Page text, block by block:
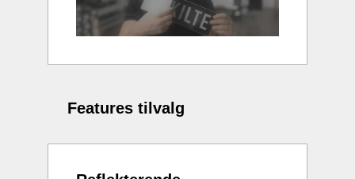
Features tilvalg